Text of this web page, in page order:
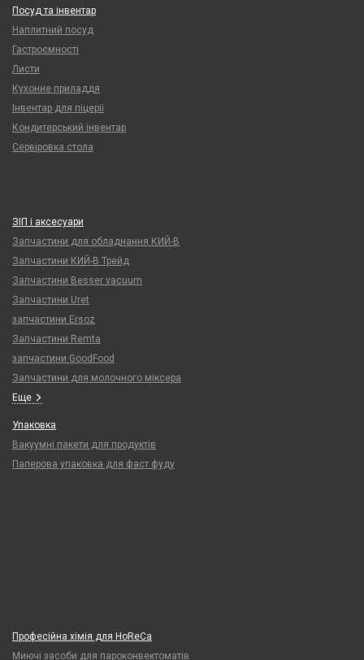
Посуд та інвентар
Наплитний посуд
Гастроємності
Листи
Кухонне приладдя
Інвентар для піцерії
Кондитерський інвентар
Сервіровка стола
ЗІП і аксесуари
Запчастини для обладнання КИЙ-В
Запчастини КИЙ-В Трейд
Запчастини Besser vacuum
Запчастини Uret
запчастини Ersoz
Запчастини Remta
запчастини GoodFood
Запчастини для молочного міксера
Еще
Упаковка
Вакуумні пакети для продуктів
Паперова упаковка для фаст фуду
Професійна хімія для HoReCa
Миючі засоби для пароконвектоматів